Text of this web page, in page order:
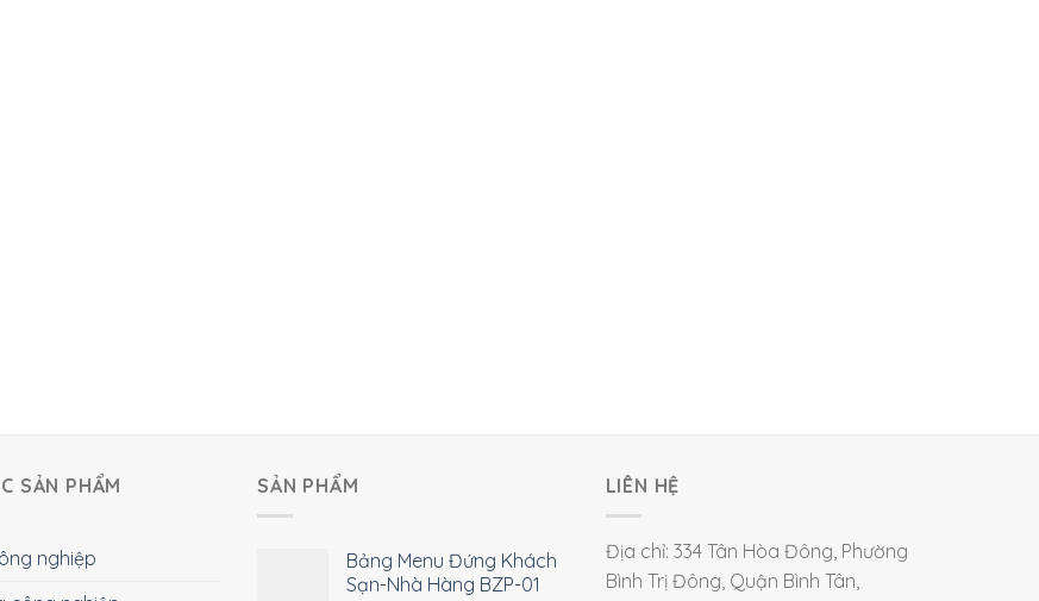
SẢN PHẨM
nghiệp
SẢN PHẨM
Bảng Menu Đứng Khách
Sạn-Nhà Hàng BZP-01
LIÊN HỆ
Địa chỉ: 334 Tân Hòa Đông, Phường
Bình Trị Đông, Quận Bình Tân,